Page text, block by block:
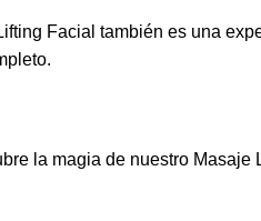
Facial también es una
la magia de nuestro